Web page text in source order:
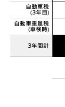
自動車税
(3年目)
自動車重量税
(車検時)
3年間計